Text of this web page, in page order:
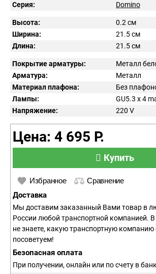
Серия:
Domino
Высота:
0.2 см
Ширина:
21.5 см
Длина:
21.5 см
Покрытие арматуры:
Металл
Арматура:
Металл
Материал плафона:
Без
Лампы:
GU5.3 x 4
Напряжение:
220 V
Цена: 4 695 Р.
Купить
Избранное Сравнение
Доставка
Мы доставим заказанный Вами товар в
России любой транспортной компанией.
не знаете, какую транспортную
посоветуем!
Безопасная оплата
При получении, онлайн или по счету в